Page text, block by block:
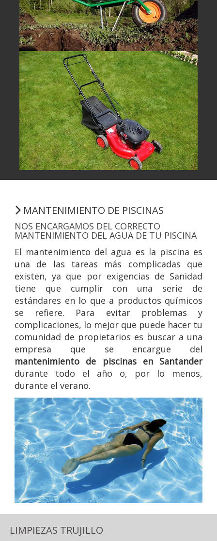
MANTENIMIENTO DE PISCINAS
NOS ENCARGAMOS DEL CORRECTO
MANTENIMIENTO DEL AGUA DE TU PISCINA
El mantenimiento del agua es la piscina es
una de las tareas más complicadas que
existen, ya que por exigencias de Sanidad
tiene que cumplir con una serie de
estándares en lo que a productos químicos
se refiere. Para evitar problemas y
complicaciones, lo mejor que puede hacer tu
comunidad de propietarios es buscar a una
empresa que se encargue del
mantenimiento de piscinas en Santander
durante todo el año o, por lo menos,
durante el verano.
LIMPIEZAS TRUJILLO